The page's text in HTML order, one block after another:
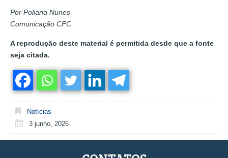
Por Poliana Nunes
Comunicação CFC
A reprodução deste material é permitida desde que a fonte
seja citada.
Notícias
3 junho, 2026